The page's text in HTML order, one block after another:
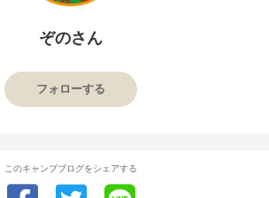
ぞのさん
フォローする
このキャンプブログをシェアする